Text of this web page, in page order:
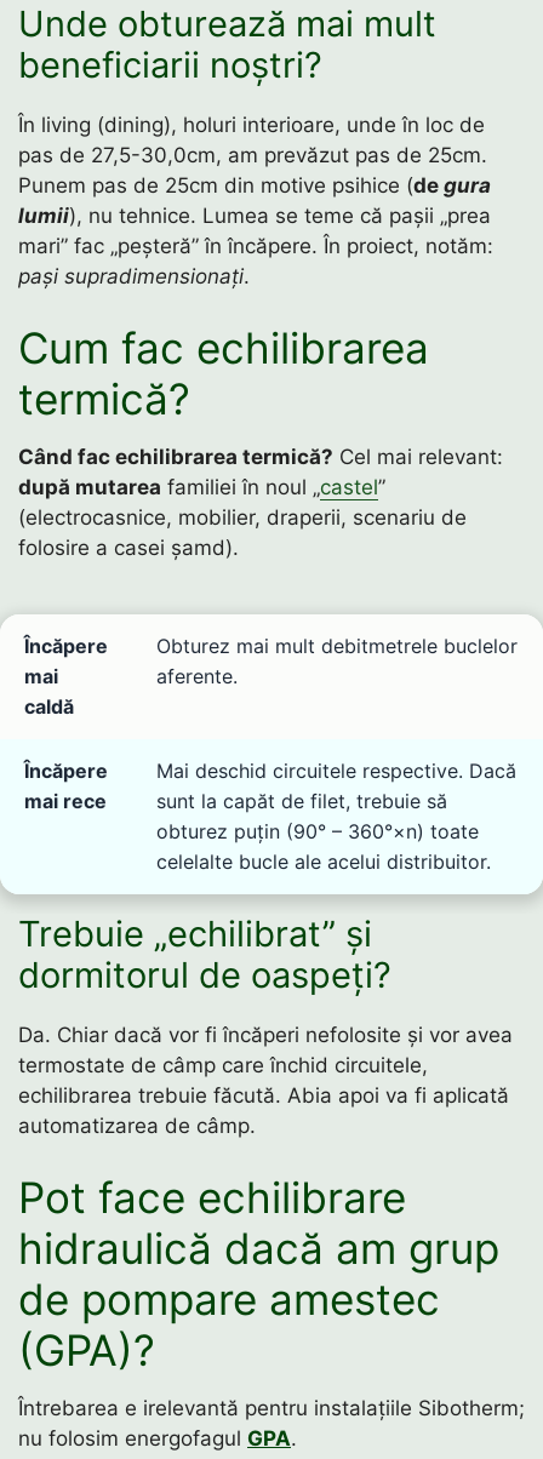
Unde obturează mai mult
beneficiarii noștri?
În living (dining), holuri interioare, unde în loc de
pas de 27,5-30,0cm, am prevăzut pas de 25cm.
Punem pas de 25cm din motive psihice (de gura
lumii), nu tehnice. Lumea se teme că pașii „prea
mari” fac „peșteră” în încăpere. În proiect, notăm:
pași supradimensionați.
Cum fac echilibrarea
termică?
Când fac echilibrarea termică? Cel mai relevant:
după mutarea familiei în noul „castel”
(electrocasnice, mobilier, draperii, scenariu de
folosire a casei șamd).
Încăpere
mai
caldă
Obturez mai mult debitmetrele buclelor
aferente.
Încăpere
mai rece
Mai deschid circuitele respective. Dacă
sunt la capăt de filet, trebuie să
obturez puțin (90° – 360°×n) toate
celelalte bucle ale acelui distribuitor.
Trebuie „echilibrat” și
dormitorul de oaspeți?
Da. Chiar dacă vor fi încăperi nefolosite și vor avea
termostate de câmp care închid circuitele,
echilibrarea trebuie făcută. Abia apoi va fi aplicată
automatizarea de câmp.
Pot face echilibrare
hidraulică dacă am grup
de pompare amestec
(GPA)?
Întrebarea e irelevantă pentru instalațiile Sibotherm;
nu folosim energofagul GPA.